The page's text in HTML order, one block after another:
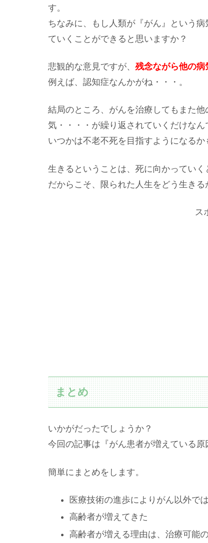
す。
ちなみに、もし人類が『がん』という
ていくことができると思いますか？
悲観的な意見ですが、 残念ながら他の病
例えば、認知症なんかがね・・・。
結局のところ、がんを治療してもまた
気・・・・が繰り返されていくだけなん
いつかは不老不死を目指すようになるか
生きるということは、死に向かっていく
だからこそ、限られた人生をどう生き
ス
まとめ
いかがだったでしょうか？
今回の記事は『がん患者が増えている原
簡単にまとめをします。
医療技術の進歩によりがん以外で
高齢者が増えてきた
高齢者が増える理由は、治療可能